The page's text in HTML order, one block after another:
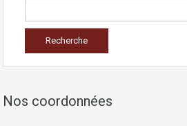
Nos coordonnées